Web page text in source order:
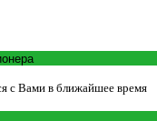
с Вами в ближайшее время